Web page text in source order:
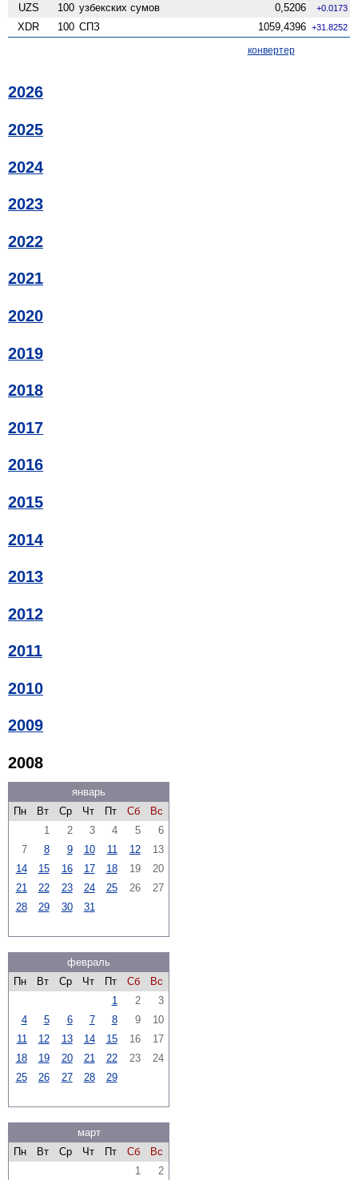
UZS 100 узбекских сумов 0,5206 +0.0173
XDR 100 СПЗ 1059,4396 +31.8252
конвертер
2026
2025
2024
2023
2022
2021
2020
2019
2018
2017
2016
2015
2014
2013
2012
2011
2010
2009
2008
январь
Пн
Вт Ср Чт Пт Сб
Вс
1
2 3 4 5
6
7
8 9 10 11 12
13
14
15 16 17 18 19
20
21
22 23 24 25 26
27
28
29 30 31
февраль
Пн
Вт Ср Чт Пт Сб
Вс
1
2
3
4
5 6 7 8 9
10
11
12 13 14 15 16
17
18
19 20 21 22 23
24
25
26 27 28 29
март
Пн
Вт Ср Чт Пт Сб
Вс
1
2